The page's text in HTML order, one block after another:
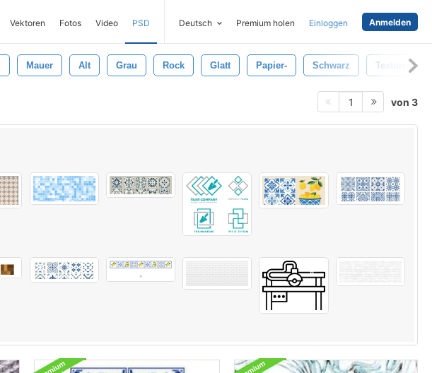
Vektoren Fotos Video PSD Deutsch Premium holen Einloggen Anmelden
Mauer Alt Grau Rock Glatt Papier- Schwarz Texturierten
1 von 3